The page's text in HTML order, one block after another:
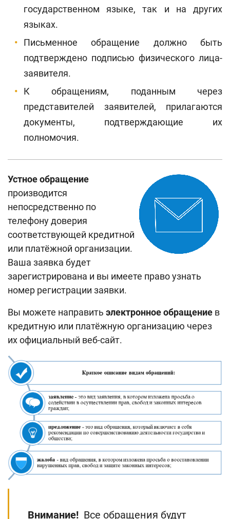
государственном языке, так и на других
языках.
Письменное обращение должно быть
подтверждено подписью физического лица-
заявителя.
К обращениям, поданным через
представителей заявителей, прилагаются
документы, подтверждающие их
полномочия.
Устное обращение
производится
непосредственно по
телефону доверия
соответствующей кредитной
или платёжной организации.
Ваша заявка будет
зарегистрирована и вы имеете право узнать
номер регистрации заявки.
Вы можете направить электронное обращение в
кредитную или платёжную организацию через
их официальный веб-сайт.
Внимание! Все обращения будут